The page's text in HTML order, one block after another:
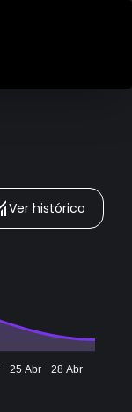
Ver histórico
25 Abr 28 Abr